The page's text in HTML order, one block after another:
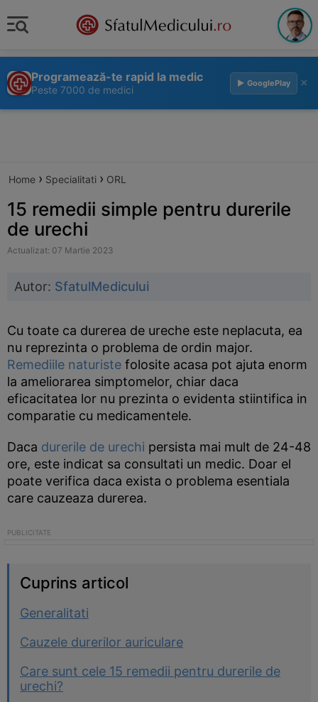
Programează-te rapid la medic
Peste 7000 de medici
▶ GooglePlay ×
Home › Specialitati › ORL
15 remedii simple pentru durerile
de urechi
Actualizat: 07 Martie 2023
Autor: SfatulMedicului
Cu toate ca durerea de ureche este neplacuta, ea
nu reprezinta o problema de ordin major.
Remediile naturiste folosite acasa pot ajuta enorm
la ameliorarea simptomelor, chiar daca
eficacitatea lor nu prezinta o evidenta stiintifica in
comparatie cu medicamentele.
Daca durerile de urechi persista mai mult de 24-48
ore, este indicat sa consultati un medic. Doar el
poate verifica daca exista o problema esentiala
care cauzeaza durerea.
Cuprins articol
Generalitati
Cauzele durerilor auriculare
Care sunt cele 15 remedii pentru durerile de
urechi?